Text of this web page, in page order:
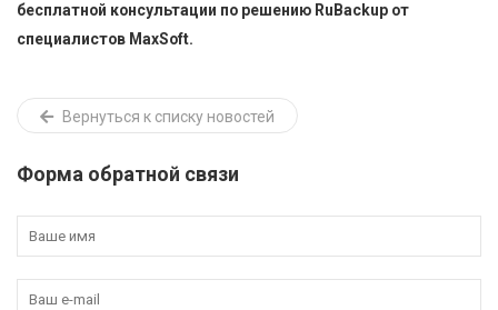
бесплатной консультации по решению RuBackup от
специалистов MaxSoft.
Вернуться к списку новостей
Форма обратной связи